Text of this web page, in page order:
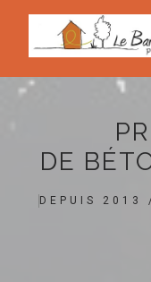
DE
DEPUIS 2013